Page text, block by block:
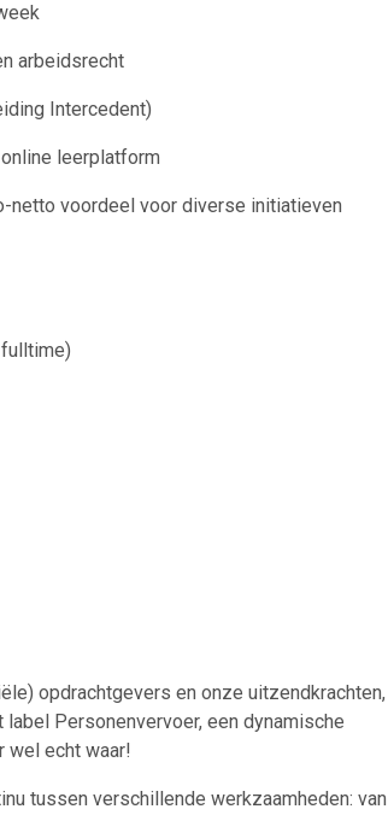
arbeidsrecht
Intercedent)
leerplatform
netto voordeel voor diverse initiatieven
opdrachtgevers en onze uitzendkrachten,
Personenvervoer, een dynamische
wel echt waar!
tussen verschillende werkzaamheden: van